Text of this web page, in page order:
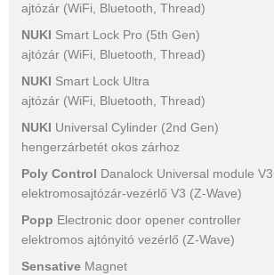
ajtózár (WiFi, Bluetooth, Thread)
NUKI Smart Lock Pro (5th Gen)
ajtózár (WiFi, Bluetooth, Thread)
NUKI Smart Lock Ultra
ajtózár (WiFi, Bluetooth, Thread)
NUKI Universal Cylinder (2nd Gen)
hengerzárbetét okos zárhoz
Poly Control Danalock Universal module V3
elektromosajtózár-vezérlő V3 (Z-Wave)
Popp Electronic door opener controller
elektromos ajtónyitó vezérlő (Z-Wave)
Sensative Magnet